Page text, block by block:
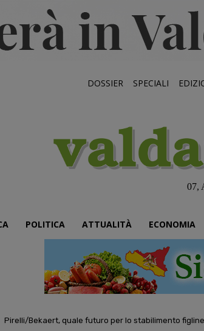
DOSSIER SPECIALI
07,
POLITICA ATTUALITÀ ECONOMIA
Pirelli/Bekaert, quale futuro per lo stabilimento